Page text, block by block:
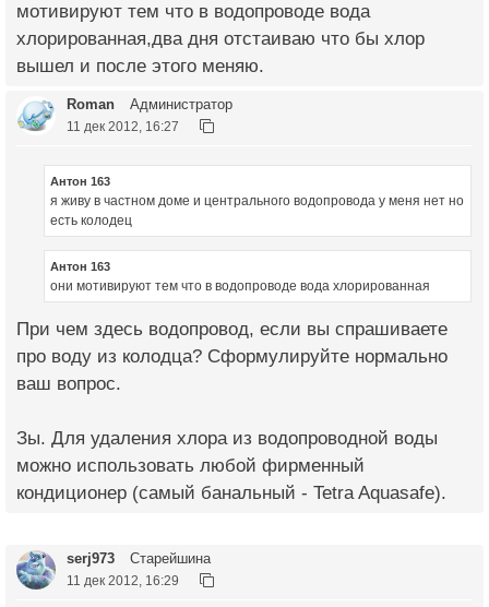
мотивируют тем что в водопроводе вода
хлорированная,два дня отстаиваю что бы хлор
вышел и после этого меняю.
Roman Администратор
11 дек 2012, 16:27
Антон 163
я живу в частном доме и центрального водопровода у меня нет но
есть колодец
Антон 163
они мотивируют тем что в водопроводе вода хлорированная
При чем здесь водопровод, если вы спрашиваете
про воду из колодца? Сформулируйте нормально
ваш вопрос.
Зы. Для удаления хлора из водопроводной воды
можно использовать любой фирменный
кондиционер (самый банальный - Tetra Aquasafe).
serj973 Старейшина
11 дек 2012, 16:29